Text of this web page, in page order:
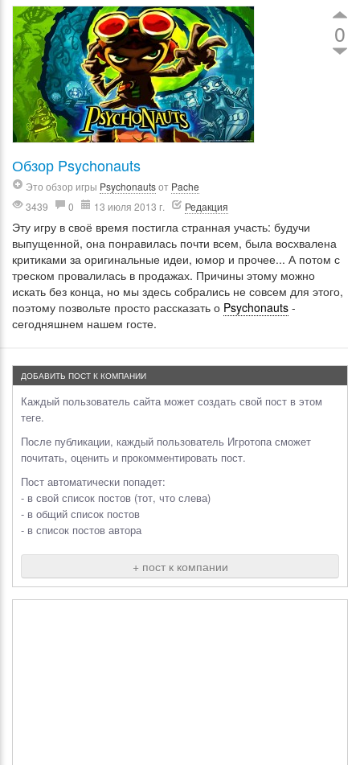
0
Обзор Psychonauts
Это обзор игры Psychonautsот Pache
3439
0 13 июля 2013 г. Редакция
Эту игру в своё время постигла странная участь: будучи
выпущенной, она понравилась почти всем, была восхвалена
критиками за оригинальные идеи, юмор и прочее... А потом с
треском провалилась в продажах. Причины этому можно
искать без конца, но мы здесь собрались не совсем для этого,
поэтому позвольте просто рассказать о Psychonauts -
сегодняшнем нашем госте.
ДОБАВИТЬ ПОСТ К КОМПАНИИ
Каждый пользователь сайта может создать свой пост в этом
теге.
После публикации, каждый пользователь Игротопа сможет
почитать, оценить и прокомментировать пост.
Пост автоматически попадет:
- в свой список постов (тот, что слева)
- в общий список постов
- в список постов автора
+ пост к компании